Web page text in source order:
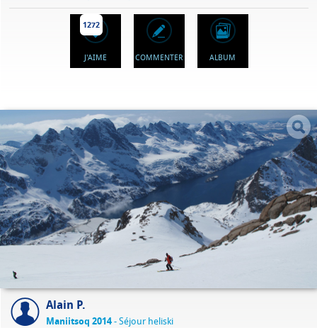
1272
J'AIME COMMENTER ALBUM
Alain P.
Maniitsoq 2014- Séjour heliski